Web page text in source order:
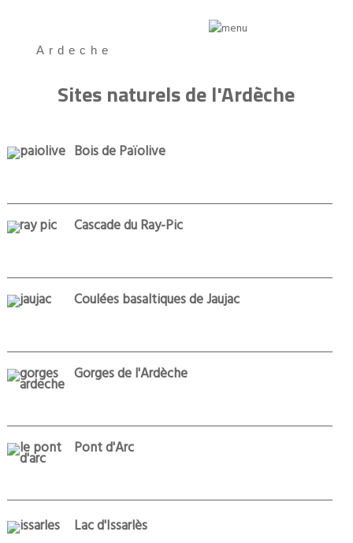
Ardeche
Sites naturels de l'Ardèche
Bois de Païolive
Cascade du Ray-Pic
Coulées basaltiques de Jaujac
Gorges de l'Ardèche
Pont d'Arc
Lac d'Issarlès